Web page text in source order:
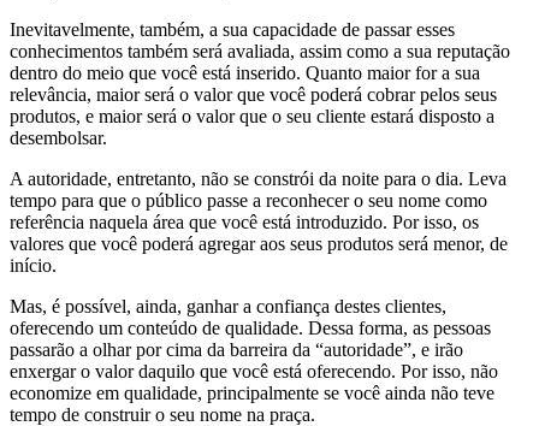
Inevitavelmente, também, a sua capacidade de passar esses
conhecimentos também será avaliada, assim como a sua reputação
dentro do meio que você está inserido. Quanto maior for a sua
relevância, maior será o valor que você poderá cobrar pelos seus
produtos, e maior será o valor que o seu cliente estará disposto a
desembolsar.
A autoridade, entretanto, não se constrói da noite para o dia. Leva
tempo para que o público passe a reconhecer o seu nome como
referência naquela área que você está introduzido. Por isso, os
valores que você poderá agregar aos seus produtos será menor, de
início.
Mas, é possível, ainda, ganhar a confiança destes clientes,
oferecendo um conteúdo de qualidade. Dessa forma, as pessoas
passarão a olhar por cima da barreira da “autoridade”, e irão
enxergar o valor daquilo que você está oferecendo. Por isso, não
economize em qualidade, principalmente se você ainda não teve
tempo de construir o seu nome na praça.